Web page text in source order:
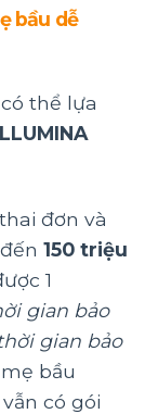
bầu dễ
thể lựa
đơn và
150 triệu
1
gian bảo
gian bảo
bầu
vẫn có gói